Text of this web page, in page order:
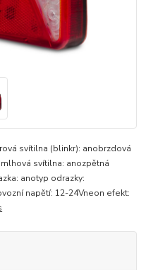
svítilna (blinkr): anobrzdová
svítilna: anozpětná
anotyp odrazky:
napětí: 12-24Vneon efekt: